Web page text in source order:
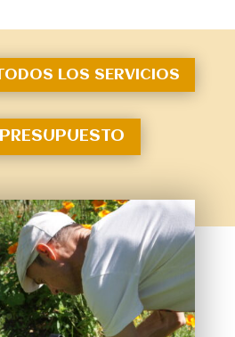
LOS SERVICIOS